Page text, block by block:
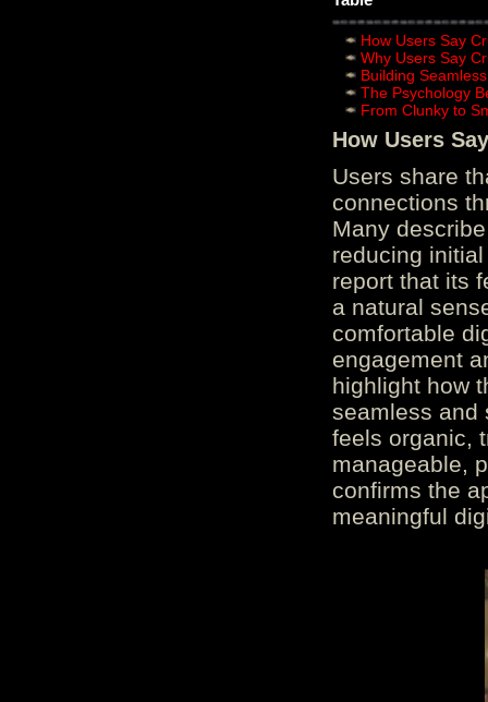
How Users Say
Why Users Say
Building
The Psychology
From Clunky to
How Users
Users share
connections
Many
reducing
report that its
a natural
comfortable
engagement
highlight how
seamless and
feels organic,
manageable,
confirms the
meaningful